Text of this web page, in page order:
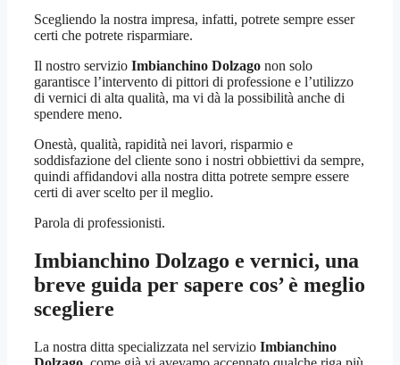
Scegliendo la nostra impresa, infatti, potrete sempre esser
certi che potrete risparmiare.
Il nostro servizio Imbianchino Dolzago non solo
garantisce l’intervento di pittori di professione e l’utilizzo
di vernici di alta qualità, ma vi dà la possibilità anche di
spendere meno.
Onestà, qualità, rapidità nei lavori, risparmio e
soddisfazione del cliente sono i nostri obbiettivi da sempre,
quindi affidandovi alla nostra ditta potrete sempre essere
certi di aver scelto per il meglio.
Parola di professionisti.
Imbianchino Dolzago e vernici, una
breve guida per sapere cos’ è meglio
scegliere
La nostra ditta specializzata nel servizio Imbianchino